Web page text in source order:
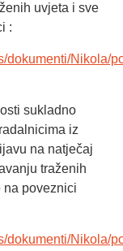
uvjeta i sve
:
dokumenti/
sukladno
iz
na natječaj
traženih
na poveznici
dokumenti/